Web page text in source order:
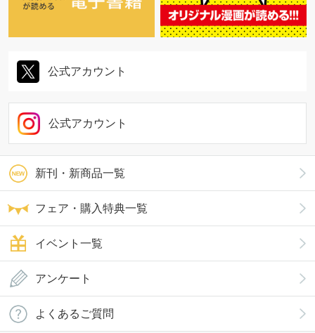
新刊・新商品一覧
フェア・購入特典一覧
イベント一覧
公式アカウント
公式アカウント
アンケート
よくあるご質問